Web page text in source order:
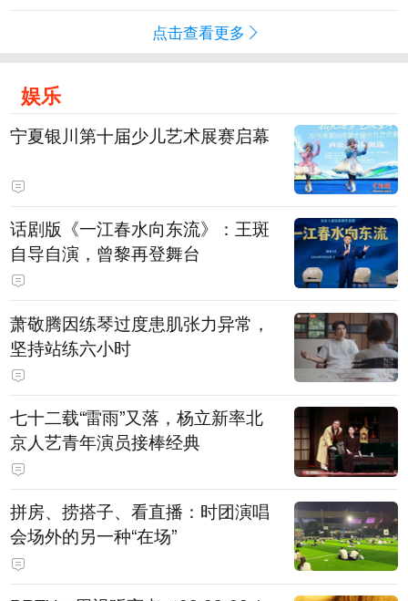
点击查看更多
娱乐
宁夏银川第十届少儿艺术展赛启幕
话剧版《一江春水向东流》：王斑
自导自演，曾黎再登舞台
萧敬腾因练琴过度患肌张力异常，
坚持站练六小时
七十二载“雷雨”又落，杨立新率北
京人艺青年演员接棒经典
拼房、捞搭子、看直播：时团演唱
会场外的另一种“在场”